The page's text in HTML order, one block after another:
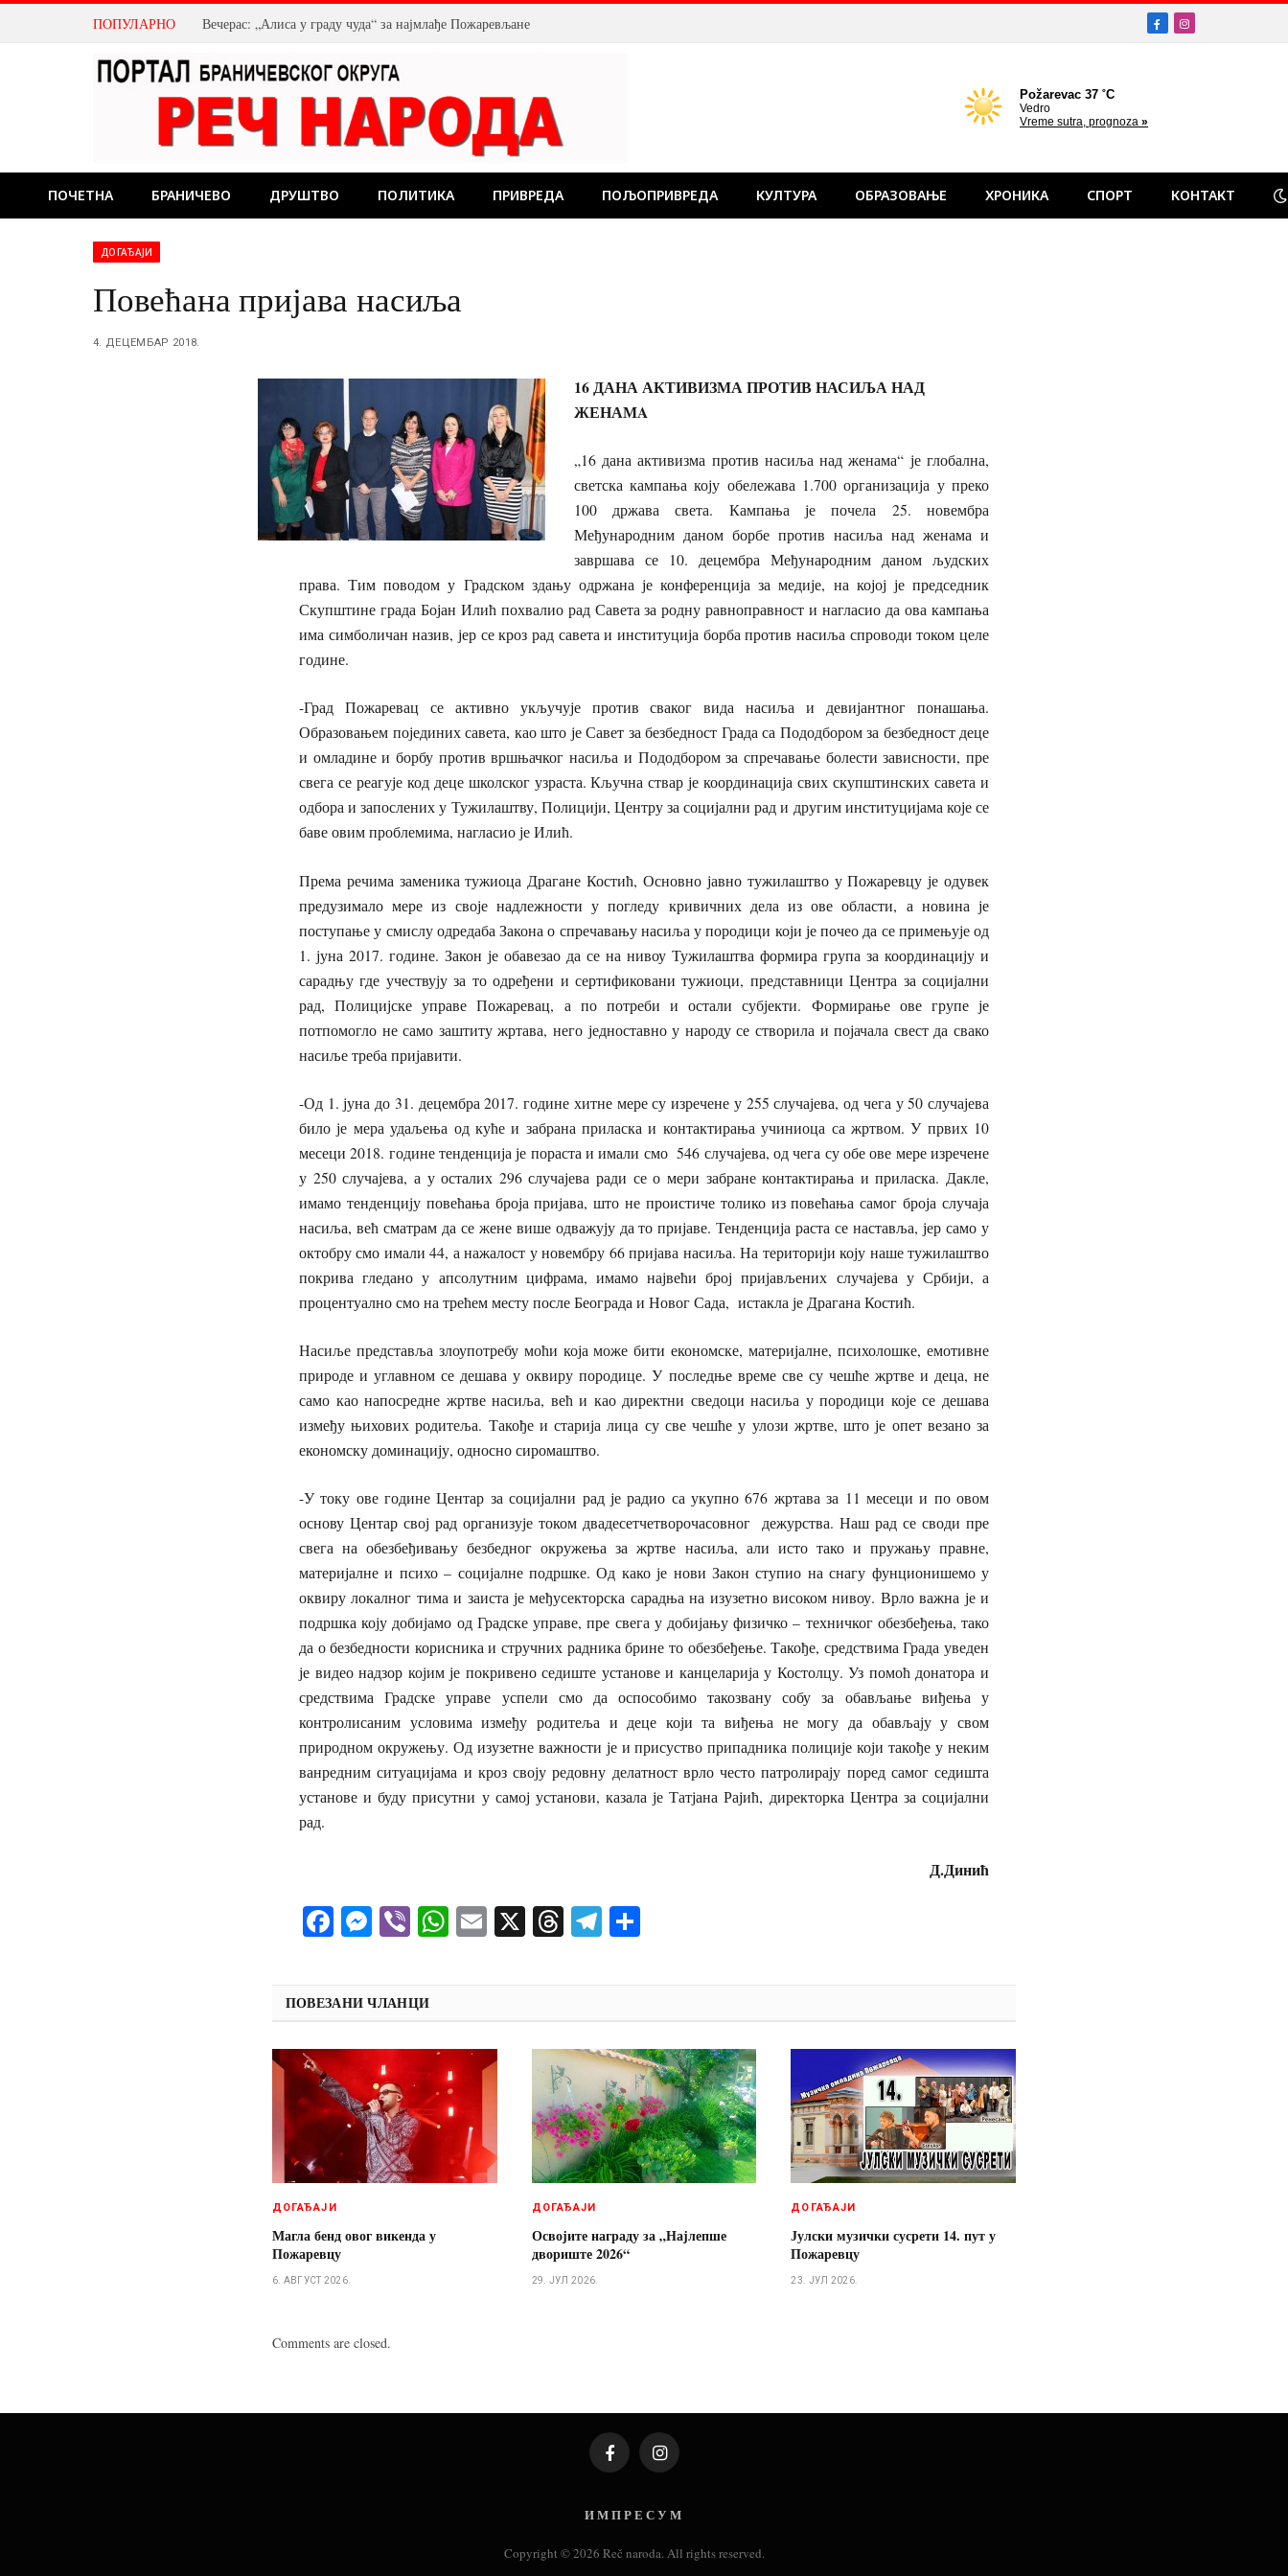
ПОПУЛАРНО Вечерас: „Алиса у граду чуда“ за најмлађе Пожаревљане FacebookInstagram
ПОЧЕТНА БРАНИЧЕВО ДРУШТВО ПОЛИТИКА ПРИВРЕДА ПОЉОПРИВРЕДА КУЛТУРА ОБРАЗОВАЊЕ ХРОНИКА СПОРТ КОНТАКТ
ДОГАЂАЈИ
Повећана пријава насиља
4. ДЕЦЕМБАР 2018.
16 ДАНА АКТИВИЗМА ПРОТИВ НАСИЉА НАД
ЖЕНАМA
„16 дана активизма против насиља над женама“ је глобална,
светска кампања коју обележава 1.700 организација у преко
100 држава света. Кампања је почела 25. новембра
Међународним даном борбе против насиља над женама и
завршава се 10. децембра Међународним даном људских
права. Тим поводом у Градском здању одржана је конференција за медије, на којој је председник
Скупштине града Бојан Илић похвалио рад Савета за родну равноправност и нагласио да ова кампања
има симболичан назив, јер се кроз рад савета и институција борба против насиља спроводи током целе
године.
-Град Пожаревац се активно укључује против сваког вида насиља и девијантног понашања.
Образовањем појединих савета, као што је Савет за безбедност Града са Пододбором за безбедност деце
и омладине и борбу против вршњачког насиља и Пододбором за спречавање болести зависности, пре
свега се реагује код деце школског узраста. Кључна ствар је координација свих скупштинских савета и
одбора и запослених у Тужилаштву, Полицији, Центру за социјални рад и другим институцијама које се
баве овим проблемима, нагласио је Илић.
Према речима заменика тужиоца Драгане Костић, Основно јавно тужилаштво у Пожаревцу је одувек
предузимало мере из своје надлежности у погледу кривичних дела из ове области, а новина је
поступање у смислу одредаба Закона о спречавању насиља у породици који је почео да се примењује од
1. јуна 2017. године. Закон је обавезао да се на нивоу Тужилаштва формира група за координацију и
сарадњу где учествују за то одређени и сертификовани тужиоци, представници Центра за социјални
рад, Полицијске управе Пожаревац, а по потреби и остали субјекти. Формирање ове групе је
потпомогло не само заштиту жртава, него једноставно у народу се створила и појачала свест да свако
насиље треба пријавити.
-Од 1. јуна до 31. децембра 2017. године хитне мере су изречене у 255 случајева, од чега у 50 случајева
било је мера удаљења од куће и забрана приласка и контактирања учиниоца са жртвом. У првих 10
месеци 2018. године тенденција је пораста и имали смо 546 случајева, од чега су обе ове мере изречене
у 250 случајева, а у осталих 296 случајева ради се о мери забране контактирања и приласка. Дакле,
имамо тенденцију повећања броја пријава, што не проистиче толико из повећања самог броја случаја
насиља, већ сматрам да се жене више одважују да то пријаве. Тенденција раста се наставља, јер само у
октобру смо имали 44, а нажалост у новембру 66 пријава насиља. На територији коју наше тужилаштво
покрива гледано у апсолутним цифрама, имамо највећи број пријављених случајева у Србији, а
процентуално смо на трећем месту после Београда и Новог Сада, истакла је Драгана Костић.
Насиље представља злоупотребу моћи која може бити економске, материјалне, психолошке, емотивне
природе и углавном се дешава у оквиру породице. У последње време све су чешће жртве и деца, не
само као напосредне жртве насиља, већ и као директни сведоци насиља у породици које се дешава
између њихових родитеља. Такође и старија лица су све чешће у улози жртве, што је опет везано за
економску доминацију, односно сиромаштво.
-У току ове године Центар за социјални рад је радио са укупно 676 жртава за 11 месеци и по овом
основу Центар свој рад организује током двадесетчетворочасовног дежурства. Наш рад се своди пре
свега на обезбеђивању безбедног окружења за жртве насиља, али исто тако и пружању правне,
материјалне и психо – социјалне подршке. Од како је нови Закон ступио на снагу фунционишемо у
оквиру локалног тима и заиста је међусекторска сарадња на изузетно високом нивоу. Врло важна је и
подршка коју добијамо од Градске управе, пре свега у добијању физичко – техничког обезбеђења, тако
да о безбедности корисника и стручних радника брине то обезбеђење. Такође, средствима Града уведен
је видео надзор којим је покривено седиште установе и канцеларија у Костолцу. Уз помоћ донатора и
средствима Градске управе успели смо да оспособимо такозвану собу за обављање виђења у
контролисаним условима између родитеља и деце који та виђења не могу да обављају у свом
природном окружењу. Од изузетне важности је и присуство припадника полиције који такође у неким
ванредним ситуацијама и кроз своју редовну делатност врло често патролирају поред самог седишта
установе и буду присутни у самој установи, казала је Татјана Рајић, директорка Центра за социјални
рад.
Д.Динић
Facebook
Messenger
ViberWhatsApp
Email
X ThreadsTelegram
ПОВЕЗАНИ ЧЛАНЦИ
ДОГАЂАЈИ
Магла бенд овог викенда у
Пожаревцу
6. АВГУСТ 2026.
ДОГАЂАЈИ
Освојите награду за „Најлепше
двориште 2026“
29. ЈУЛ 2026.
ДОГАЂАЈИ
Јулски музички сусрети 14. пут у
Пожаревцу
23. ЈУЛ 2026.
Comments are closed.
FacebookInstagram
И М П Р Е С У М
Copyright © 2026 Reč naroda. All rights reserved.